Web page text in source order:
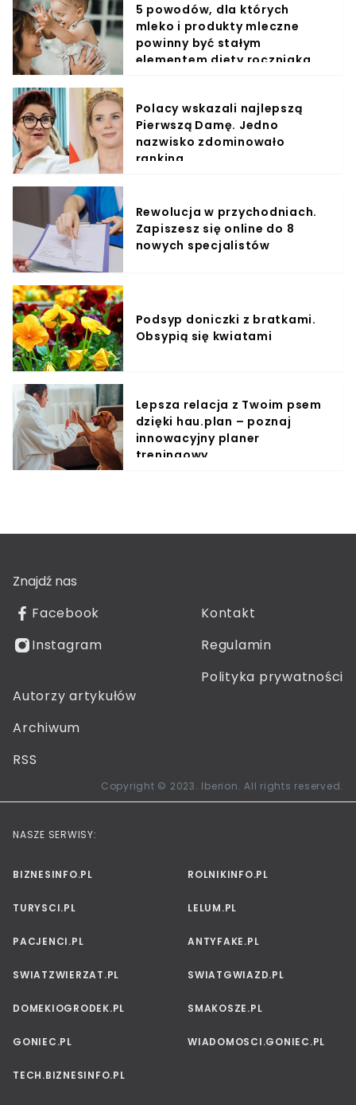
5 powodów, dla których
mleko i produkty mleczne
powinny być stałym
elementem diety roczniaka
Polacy wskazali najlepszą
Pierwszą Damę. Jedno
nazwisko zdominowało
ranking
Rewolucja w przychodniach.
Zapiszesz się online do 8
nowych specjalistów
Podsyp doniczki z bratkami.
Obsypią się kwiatami
Lepsza relacja z Twoim psem
dzięki hau.plan – poznaj
innowacyjny planer
treningowy
Znajdź nas
Facebook
Instagram
Kontakt
Regulamin
Polityka prywatności
Autorzy artykułów
Archiwum
RSS
Copyright © 2023. Iberion. All rights reserved.
NASZE SERWISY:
BIZNESINFO.PL ROLNIKINFO.PL
TURYSCI.PL LELUM.PL
PACJENCI.PL ANTYFAKE.PL
SWIATZWIERZAT.PL SWIATGWIAZD.PL
DOMEKIOGRODEK.PL SMAKOSZE.PL
GONIEC.PL WIADOMOSCI.GONIEC.PL
TECH.BIZNESINFO.PL